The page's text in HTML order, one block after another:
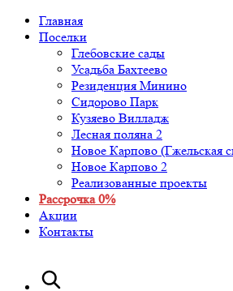
Главная
Поселки
Глебовские сады
Усадьба Бахтеево
Резиденция Минино
Сидорово Парк
Кузяево Вилладж
Лесная поляна 2
Новое Карпово (Гжельская
Новое Карпово 2
Реализованные проекты
Рассрочка 0%
Акции
Контакты